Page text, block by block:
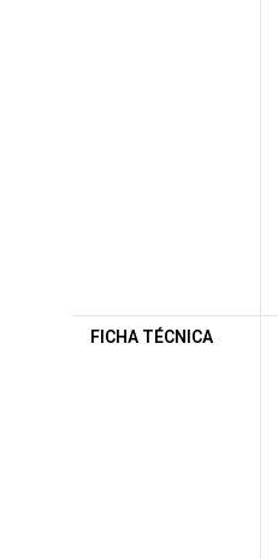
FICHA TÉCNICA